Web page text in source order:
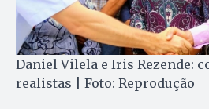
Daniel Vilela e Iris Rezende:
realistas | Foto: Reprodução